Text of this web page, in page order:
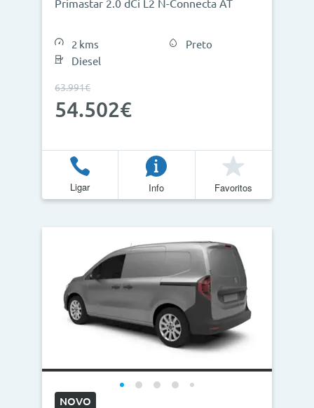
Primastar 2.0 dCi L2 N-Connecta AT
2 kms
Diesel
Preto
63.991€
54.502€
Ligar Info Favoritos
NOVO